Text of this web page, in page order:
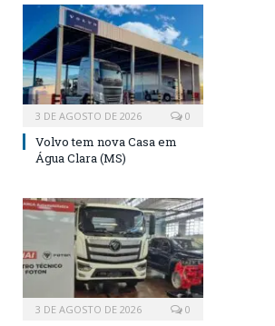
3 DE AGOSTO DE 2026 0
Volvo tem nova Casa em
Água Clara (MS)
3 DE AGOSTO DE 2026 0